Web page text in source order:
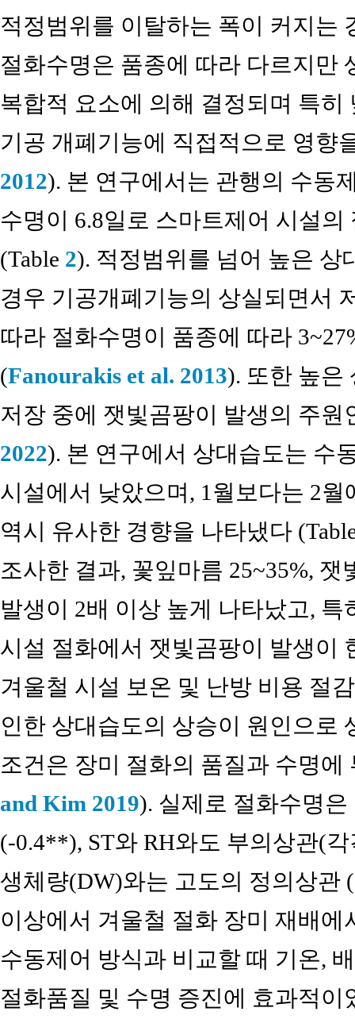
적정범위를 이탈하는 폭이 커지는
절화수명은 품종에 따라 다르지만
복합적 요소에 의해 결정되며 특
기공 개폐기능에 직접적으로 영향
2012). 본 연구에서는 관행의 수동
수명이 6.8일로 스마트제어 시설
(Table 2). 적정범위를 넘어 높은 상
경우 기공개폐기능의 상실되면서
따라 절화수명이 품종에 따라
(Fanourakis et al. 2013). 또한 높은
저장 중에 잿빛곰팡이 발생의 주원
2022). 본 연구에서 상대습도는 수
시설에서 낮았으며, 1월보다는 2월
역시 유사한 경향을 나타냈다
조사한 결과, 꽃잎마름 25~35%,
발생이 2배 이상 높게 나타났고,
시설 절화에서 잿빛곰팡이 발생이
겨울철 시설 보온 및 난방 비용 절
인한 상대습도의 상승이 원인으로
조건은 장미 절화의 품질과 수명
and Kim 2019). 실제로 절화수명
(-0.4**), ST와 RH와도 부의상관(
생체량(DW)와는 고도의 정의상
이상에서 겨울철 절화 장미 재배
수동제어 방식과 비교할 때 기온,
절화품질 및 수명 증진에 효과적